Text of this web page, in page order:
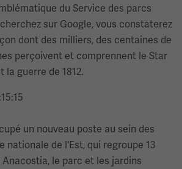
du Service des parcs
sur Google, vous constaterez
dont des milliers, des centaines de
perçoivent et comprennent le Star
la guerre de 1812.
un nouveau poste au sein des
nationale de l'Est, qui regroupe 13
le parc et les jardins